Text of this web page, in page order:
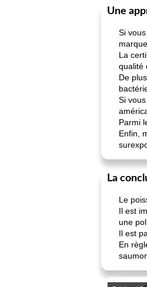
Une
Si
La
qualité
De
Si
Parmi
Enfin,
La
Le
Il est
une
Il est
En